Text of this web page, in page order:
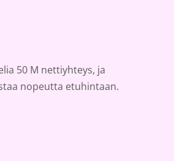
50 M nettiyhteys, ja
nopeutta etuhintaan.